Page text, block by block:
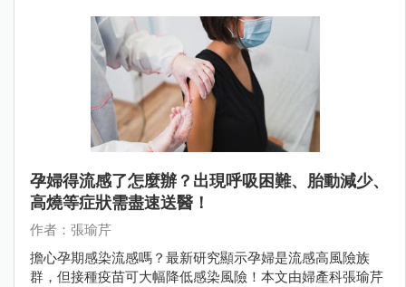
孕婦得流感了怎麼辦？出現呼吸困難、胎動減少、
高燒等症狀需盡速送醫！
作者：張瑜芹
擔心孕期感染流感嗎？最新研究顯示孕婦是流感高風險族
群，但接種疫苗可大幅降低感染風險！本文由婦產科張瑜芹